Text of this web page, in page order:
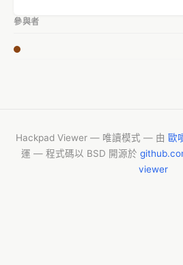
參與者
Hackpad Viewer — 唯讀模式 — 由 歐
運 — 程式碼以 BSD 開源於
viewer